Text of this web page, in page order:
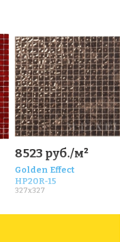
8523 руб./м²
Golden Effect
HP20R-15
327x327